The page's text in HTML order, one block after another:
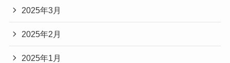
2025年3月
2025年2月
2025年1月